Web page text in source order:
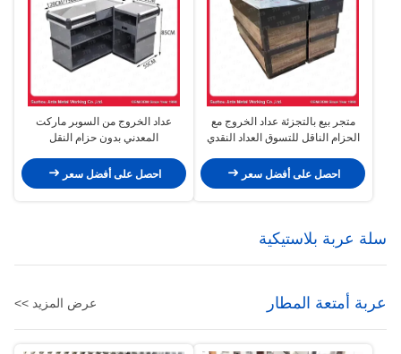
متجر بيع بالتجزئة عداد الخروج مع
الحزام الناقل للتسوق العداد النقدي
احصل على أفضل سعر
عداد الخروج من السوبر ماركت
المعدني بدون حزام النقل
احصل على أفضل سعر
سلة عربة بلاستيكية
عربة أمتعة المطار عرض المزيد >>